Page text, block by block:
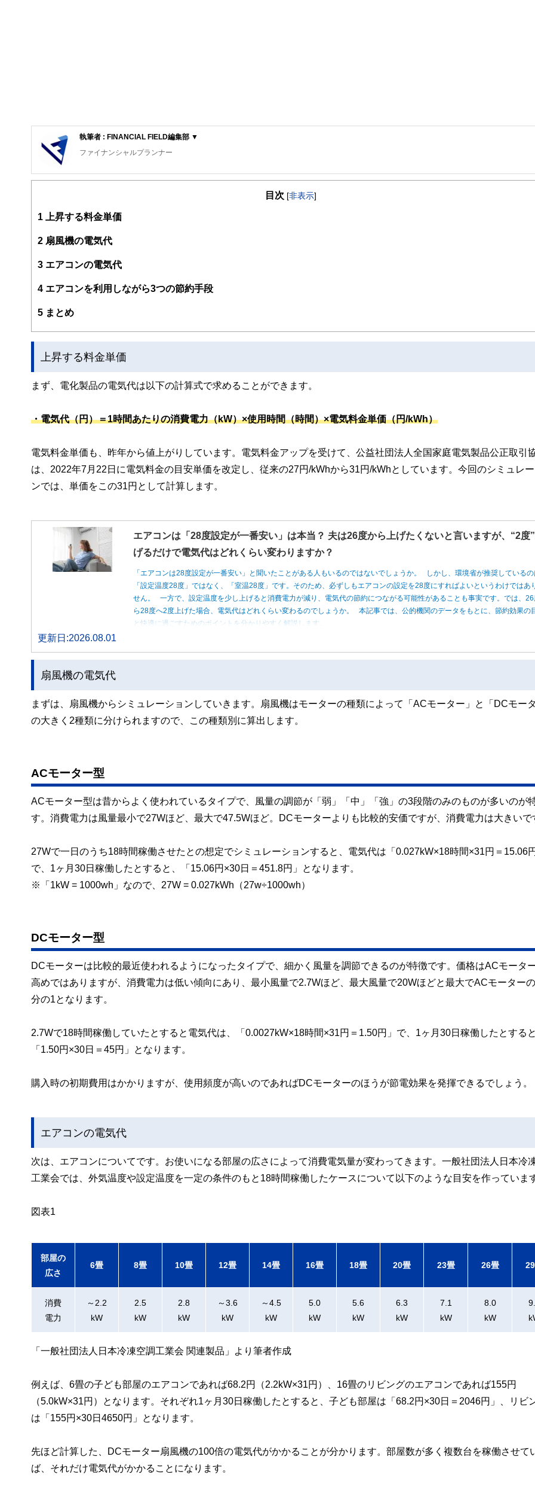
執筆者 : FINANCIAL FIELD編集部 ▼
ファイナンシャルプランナー
FinancialField編集部は、金融、経済に関する記事を、日々の暮らしにどのような影響を与えるかという視点で、お金の知識がない方でも理解
案から記事掲載まですべての工程に関わることで、読者目線のコンテンツを追求しています。
FinancialFieldの特徴は、ファイナンシャルプランナー、弁護士、税理士、宅地建物取引士、相続診断士、住宅ローンアドバイザー、DCプラン
ー、公認会計士、社会保険労務士、行政書士、投資アナリスト、キャリアコンサルタントなど150名以上の有資格者を執筆者・監修者として迎
と、読み応えのあるコンテンツと確かな情報発信を実現しています。
目次 [非表示]
1 上昇する料金単価
2 扇風機の電気代
3 エアコンの電気代
4 エアコンを利用しながら3つの節約手段
5 まとめ
上昇する料金単価
まず、電化製品の電気代は以下の計算式で求めることができます。
・電気代（円）＝1時間あたりの消費電力（kW）×使用時間（時間）×電気料金単価（円/kWh）
電気料金単価も、昨年から値上がりしています。電気料金アップを受けて、公益社団法人全国家庭電気製品公正取引
は、2022年7月22日に電気料金の目安単価を改定し、従来の27円/kWhから31円/kWhとしています。今回のシミュレー
ンでは、単価をこの31円として計算します。
エアコンは「28度設定が一番安い」は本当？ 夫は26度から上げたくないと言いますが、“2度
げるだけで電気代はどれくらい変わりますか？
「エアコンは28度設定が一番安い」と聞いたことがある人もいるのではないでしょうか。 しかし、環境省が推奨しているの
「設定温度28度」ではなく、「室温28度」です。そのため、必ずしもエアコンの設定を28度にすればよいというわけではあ
せん。 一方で、設定温度を少し上げると消費電力が減り、電気代の節約につながる可能性があることも事実です。では、26
ら28度へ2度上げた場合、電気代はどれくらい変わるのでしょうか。 本記事では、公的機関のデータをもとに、節約効果の
と快適に過ごすためのポイントを分かりやすく解説します。
更新日:2026.08.01
扇風機の電気代
まずは、扇風機からシミュレーションしていきます。扇風機はモーターの種類によって「ACモーター」と「DCモータ
の大きく2種類に分けられますので、この種類別に算出します。
ACモーター型
ACモーター型は昔からよく使われているタイプで、風量の調節が「弱」「中」「強」の3段階のみのものが多いのが
す。消費電力は風量最小で27Wほど、最大で47.5Wほど。DCモーターよりも比較的安価ですが、消費電力は大きいで
27Wで一日のうち18時間稼働させたとの想定でシミュレーションすると、電気代は「0.027kW×18時間×31円＝15.06円
で、1ヶ月30日稼働したとすると、「15.06円×30日＝451.8円」となります。
※「1kW = 1000wh」なので、27W = 0.027kWh（27w÷1000wh）
DCモーター型
DCモーターは比較的最近使われるようになったタイプで、細かく風量を調節できるのが特徴です。価格はACモータ
高めではありますが、消費電力は低い傾向にあり、最小風量で2.7Wほど、最大風量で20Wほどと最大でACモーター
分の1となります。
2.7Wで18時間稼働していたとすると電気代は、「0.0027kW×18時間×31円＝1.50円」で、1ヶ月30日稼働したとすると
「1.50円×30日＝45円」となります。
購入時の初期費用はかかりますが、使用頻度が高いのであればDCモーターのほうが節電効果を発揮できるでしょう。
エアコンの電気代
次は、エアコンについてです。お使いになる部屋の広さによって消費電気量が変わってきます。一般社団法人日本冷
工業会では、外気温度や設定温度を一定の条件のもと18時間稼働したケースについて以下のような目安を作っていま
図表1
部屋の
広さ
6畳 8畳 10畳 12畳 14畳 16畳 18畳 20畳 23畳 26畳
消費
電力
～2.2
kW
2.5
kW
2.8
kW
～3.6
kW
～4.5
kW
5.0
kW
5.6
kW
6.3
kW
7.1
kW
8.0
kW
「一般社団法人日本冷凍空調工業会 関連製品」より筆者作成
例えば、6畳の子ども部屋のエアコンであれば68.2円（2.2kW×31円）、16畳のリビングのエアコンであれば155円
（5.0kW×31円）となります。それぞれ1ヶ月30日稼働したとすると、子ども部屋は「68.2円×30日＝2046円」、リビ
は「155円×30日4650円」となります。
先ほど計算した、DCモーター扇風機の100倍の電気代がかかることが分かります。部屋数が多く複数台を稼働させて
ば、それだけ電気代がかかることになります。